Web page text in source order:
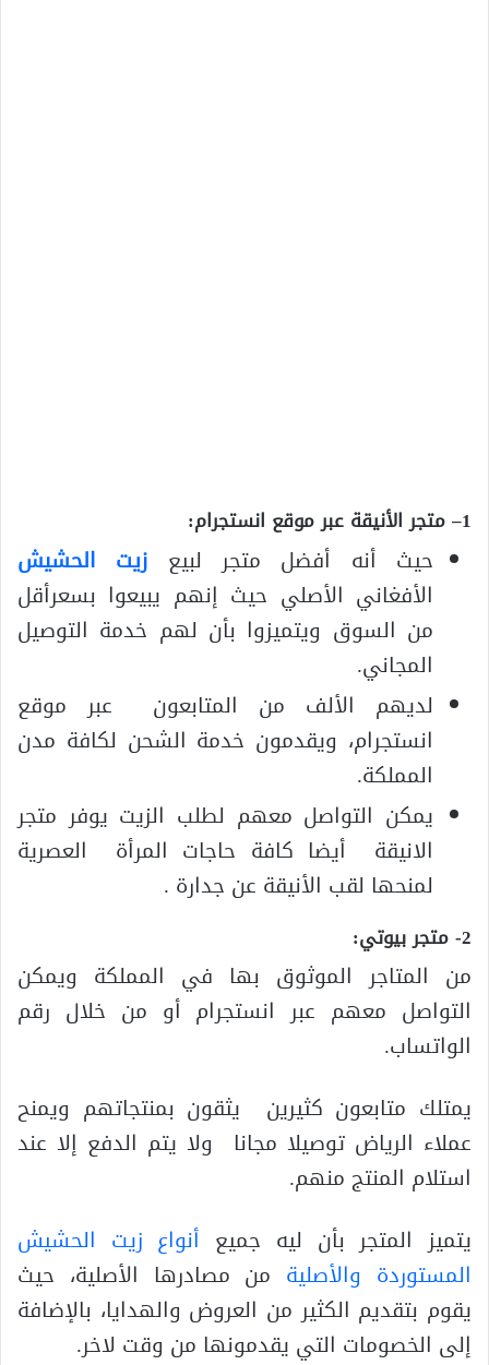
1– متجر الأنيقة عبر موقع انستجرام:
حيث أنه أفضل متجر لبيع زيت الحشيش
الأفغاني الأصلي حيث إنهم يبيعوا بسعرأقل
من السوق ويتميزوا بأن لهم خدمة التوصيل
المجاني.
لديهم الألف من المتابعون عبر موقع
انستجرام، ويقدمون خدمة الشحن لكافة مدن
المملكة.
يمكن التواصل معهم لطلب الزيت يوفر متجر
الانيقة أيضا كافة حاجات المرأة العصرية
لمنحها لقب الأنيقة عن جدارة .
2- متجر بيوتي:
من المتاجر الموثوق بها في المملكة ويمكن
التواصل معهم عبر انستجرام أو من خلال رقم
الواتساب.
يمتلك متابعون كثيرين يثقون بمنتجاتهم ويمنح
عملاء الرياض توصيلا مجانا ولا يتم الدفع إلا عند
استلام المنتج منهم.
يتميز المتجر بأن ليه جميع أنواع زيت الحشيش
المستوردة والأصلية من مصادرها الأصلية، حيث
يقوم بتقديم الكثير من العروض والهدايا، بالإضافة
إلى الخصومات التي يقدمونها من وقت لاخر.